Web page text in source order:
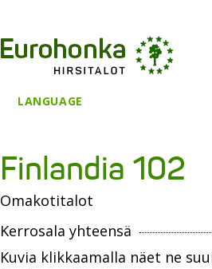
LANGUAGE
Finlandia 102
Omakotitalot
Kerrosala yhteensä
Kuvia klikkaamalla näet ne